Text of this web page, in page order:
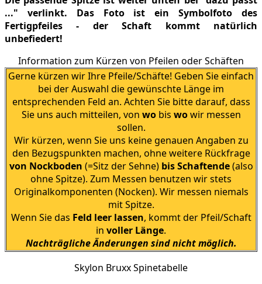
..." verlinkt. Das Foto ist ein Symbolfoto des
Fertigpfeiles - der Schaft kommt natürlich
unbefiedert!
Information zum Kürzen von Pfeilen oder Schäften
Gerne kürzen wir Ihre Pfeile/Schäfte! Geben Sie einfach
bei der Auswahl die gewünschte Länge im
entsprechenden Feld an. Achten Sie bitte darauf, dass
Sie uns auch mitteilen, von wobis wowir messen
sollen.
Wir kürzen, wenn Sie uns keine genauen Angaben zu
den Bezugspunkten machen, ohne weitere Rückfrage
von Nockboden (=Sitz der Sehne) bis Schaftende(also
ohne Spitze). Zum Messen benutzen wir stets
Originalkomponenten (Nocken). Wir messen niemals
mit Spitze.
Wenn Sie das Feld leer lassen, kommt der Pfeil/Schaft
in voller Länge.
Nachträgliche Änderungen sind nicht möglich.
Skylon Bruxx Spinetabelle